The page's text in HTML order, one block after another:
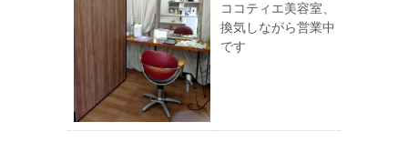
ココティエ美容室、
換気しながら営業中
です